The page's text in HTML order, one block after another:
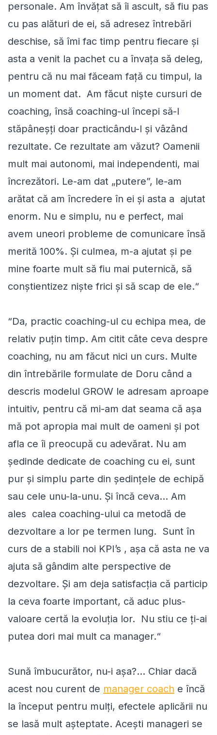
personale. Am învățat să îi ascult, să fiu pas
cu pas alături de ei, să adresez întrebări
deschise, să îmi fac timp pentru fiecare și
asta a venit la pachet cu a învața să deleg,
pentru că nu mai făceam față cu timpul, la
un moment dat. Am făcut niște cursuri de
coaching, însă coaching-ul începi să-l
stăpâneșți doar practicându-l și vâzând
rezultate. Ce rezultate am văzut? Oamenii
mult mai autonomi, mai independenti, mai
încrezători. Le-am dat „putere”, le-am
arătat că am încredere în ei și asta a ajutat
enorm. Nu e simplu, nu e perfect, mai
avem uneori probleme de comunicare însă
merită 100%. Și culmea, m-a ajutat și pe
mine foarte mult să fiu mai puternică, să
conștientizez niște frici și să scap de ele.“
“Da, practic coaching-ul cu echipa mea, de
relativ puțin timp. Am citit câte ceva despre
coaching, nu am făcut nici un curs. Multe
din întrebările formulate de Doru când a
descris modelul GROW le adresam aproape
intuitiv, pentru că mi-am dat seama că așa
mă pot apropia mai mult de oameni și pot
afla ce îi preocupă cu adevărat. Nu am
ședinde dedicate de coaching cu ei, sunt
pur și simplu parte din ședințele de echipă
sau cele unu-la-unu. Și încă ceva... Am
ales calea coaching-ului ca metodă de
dezvoltare a lor pe termen lung. Sunt în
curs de a stabili noi KPI’s , așa că asta ne va
ajuta să gândim alte perspective de
dezvoltare. Și am deja satisfacția că particip
la ceva foarte important, că aduc plus-
valoare certă la evoluția lor. Nu stiu ce ți-ai
putea dori mai mult ca manager.“
Sună îmbucurător, nu-i așa?... Chiar dacă
acest nou curent de manager coach e încă
la început pentru mulți, efectele aplicării nu
se lasă mult așteptate. Acești manageri se